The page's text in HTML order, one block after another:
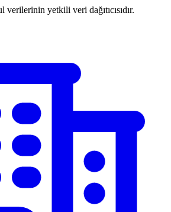
yetkili veri dağıtıcısıdır.